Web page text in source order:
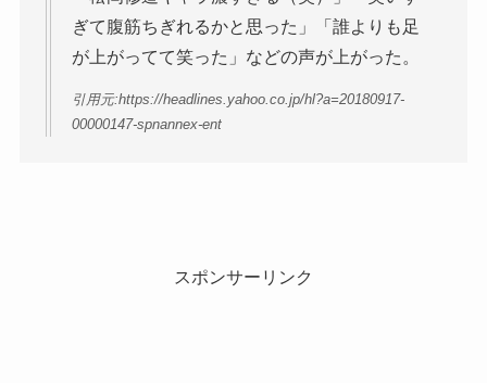
ぎて腹筋ちぎれるかと思った」「誰よりも足
が上がってて笑った」などの声が上がった。
引用元:https://headlines.yahoo.co.jp/hl?a=20180917-
00000147-spnannex-ent
スポンサーリンク